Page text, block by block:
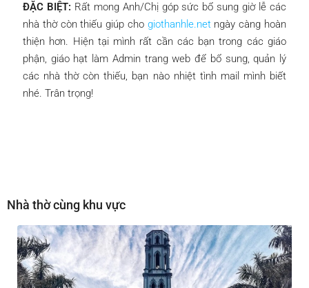
ĐẶC BIỆT: Rất mong Anh/Chị góp sức bổ sung giờ lễ các
nhà thờ còn thiếu giúp cho giothanhle.netngày càng hoàn
thiện hơn. Hiện tại mình rất cần các bạn trong các giáo
phận, giáo hạt làm Admin trang web để bổ sung, quản lý
các nhà thờ còn thiếu, bạn nào nhiệt tình mail mình biết
nhé. Trân trọng!
Nhà thờ cùng khu vực